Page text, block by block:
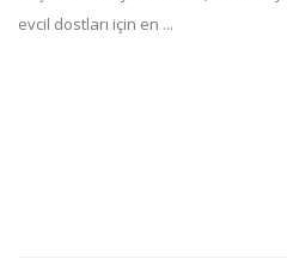
evcil dostları için en ...